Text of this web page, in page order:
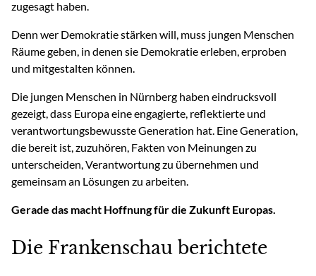
zugesagt haben.
Denn wer Demokratie stärken will, muss jungen Menschen
Räume geben, in denen sie Demokratie erleben, erproben
und mitgestalten können.
Die jungen Menschen in Nürnberg haben eindrucksvoll
gezeigt, dass Europa eine engagierte, reflektierte und
verantwortungsbewusste Generation hat. Eine Generation,
die bereit ist, zuzuhören, Fakten von Meinungen zu
unterscheiden, Verantwortung zu übernehmen und
gemeinsam an Lösungen zu arbeiten.
Gerade das macht Hoffnung für die Zukunft Europas.
Die Frankenschau berichtete